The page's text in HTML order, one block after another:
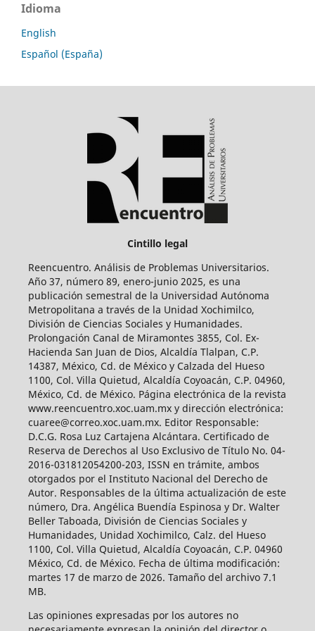
Idioma
English
Español (España)
Cintillo legal
Reencuentro. Análisis de Problemas Universitarios.
Año 37, número 89, enero-junio 2025, es una
publicación semestral de la Universidad Autónoma
Metropolitana a través de la Unidad Xochimilco,
División de Ciencias Sociales y Humanidades.
Prolongación Canal de Miramontes 3855, Col. Ex-
Hacienda San Juan de Dios, Alcaldía Tlalpan, C.P.
14387, México, Cd. de México y Calzada del Hueso
1100, Col. Villa Quietud, Alcaldía Coyoacán, C.P. 04960,
México, Cd. de México. Página electrónica de la revista
www.reencuentro.xoc.uam.mx y dirección electrónica:
cuaree@correo.xoc.uam.mx. Editor Responsable:
D.C.G. Rosa Luz Cartajena Alcántara. Certificado de
Reserva de Derechos al Uso Exclusivo de Título No. 04-
2016-031812054200-203, ISSN en trámite, ambos
otorgados por el Instituto Nacional del Derecho de
Autor. Responsables de la última actualización de este
número, Dra. Angélica Buendía Espinosa y Dr. Walter
Beller Taboada, División de Ciencias Sociales y
Humanidades, Unidad Xochimilco, Calz. del Hueso
1100, Col. Villa Quietud, Alcaldía Coyoacán, C.P. 04960
México, Cd. de México. Fecha de última modificación:
martes 17 de marzo de 2026. Tamaño del archivo 7.1
MB.
Las opiniones expresadas por los autores no